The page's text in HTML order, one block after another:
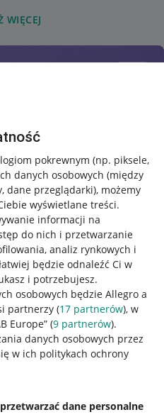
pokrewnym (np. piksele,
danych osobowych (między
dane przeglądarki), możemy
wyświetlane treści.
informacji na
do nich i przetwarzanie
analiz rynkowych i
będzie odnaleźć Ci w
i potrzebujesz.
osobowych będzie Allegro a
partnerzy (17 partnerów), w
Europe” (9 partnerów).
danych osobowych przez
w ich politykach ochrony
dane personalne
WIĘCEJ